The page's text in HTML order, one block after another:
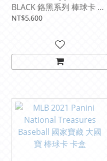
BLACK 鉻黑系列 棒球卡 卡
盒
NT$5,600